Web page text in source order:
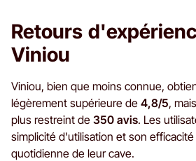
Retours
Viniou
Viniou, bien que moins connue,
légèrement supérieure de 4,8/5,
plus restreint de 350 avis. Les
simplicité d'utilisation et son
quotidienne de leur cave.